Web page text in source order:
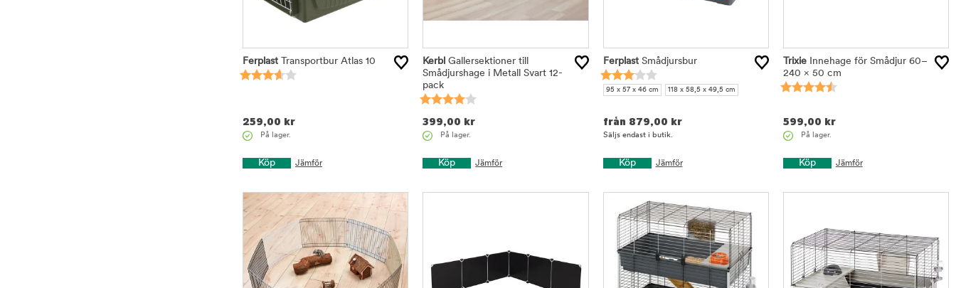
Ferplast Transportbur Atlas 10
259,00 kr
På lager.
Köp Jämför
Kerbl Gallersektioner till
Smådjurshage i Metall Svart 12-
pack
399,00 kr
På lager.
Köp Jämför
FerplastSmådjursbur
95 x 57 x 46 cm 118 x 58,5 x 49,5 cm
från 879,00 kr
Säljs endast i butik.
Köp Jämför
TrixieInnehage för Smådjur 60–
240 × 50 cm
599,00 kr
På lager.
Köp Jämför